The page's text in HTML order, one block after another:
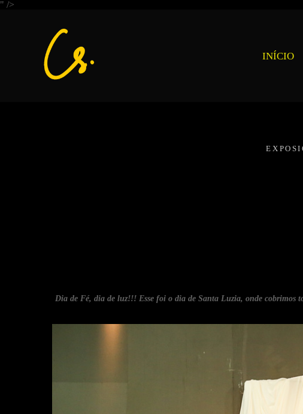
" />
INÍCIO
Dia de Fé, dia de luz!!! Esse foi o dia de Santa Luzia, onde cobrimos